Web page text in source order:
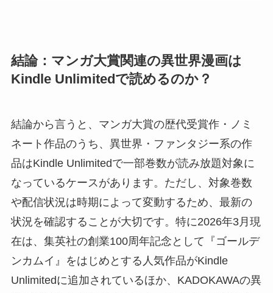
結論：マンガ大賞関連の異世界漫画は
Kindle Unlimitedで読めるのか？
結論から言うと、マンガ大賞の歴代受賞作・ノミ
ネート作品のうち、異世界・ファンタジー系の作
品はKindle Unlimitedで一部巻数が読み放題対象に
なっているケースがあります。ただし、対象巻数
や配信状況は時期によって変動するため、最新の
状況を確認することが大切です。特に2026年3月現
在は、集英社の創業100周年記念として『ゴールデ
ンカムイ』をはじめとする人気作品がKindle
Unlimitedに追加されているほか、KADOKAWAの異